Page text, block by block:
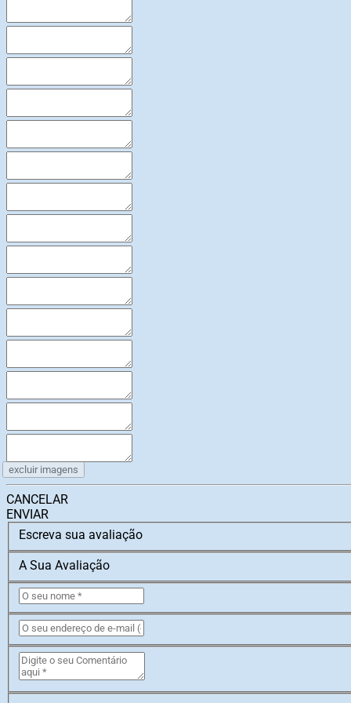
excluir imagens
CANCELAR
ENVIAR
Escreva sua avaliação
A Sua Avaliação